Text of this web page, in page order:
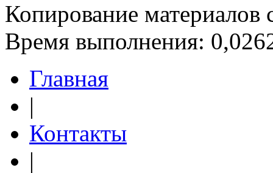
Копирование материалов
Время выполнения:
Главная
|
Контакты
|